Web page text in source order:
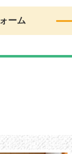
ーム